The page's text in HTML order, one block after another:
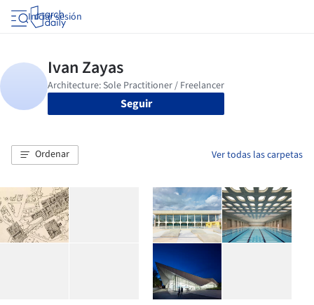
Iniciar sesión
Seguir
Ordenar Ver todas las carpetas